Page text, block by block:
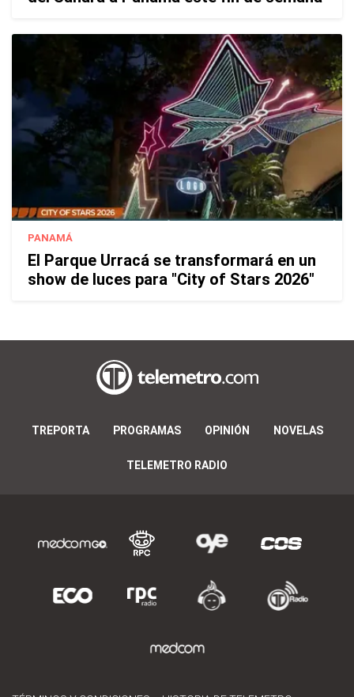
PANAMÁ
El Parque Urracá se transformará en un
show de luces para "City of Stars 2026"
TREPORTA PROGRAMAS OPINIÓN NOVELAS
TELEMETRO RADIO